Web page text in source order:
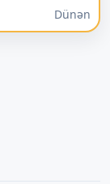
Dünən